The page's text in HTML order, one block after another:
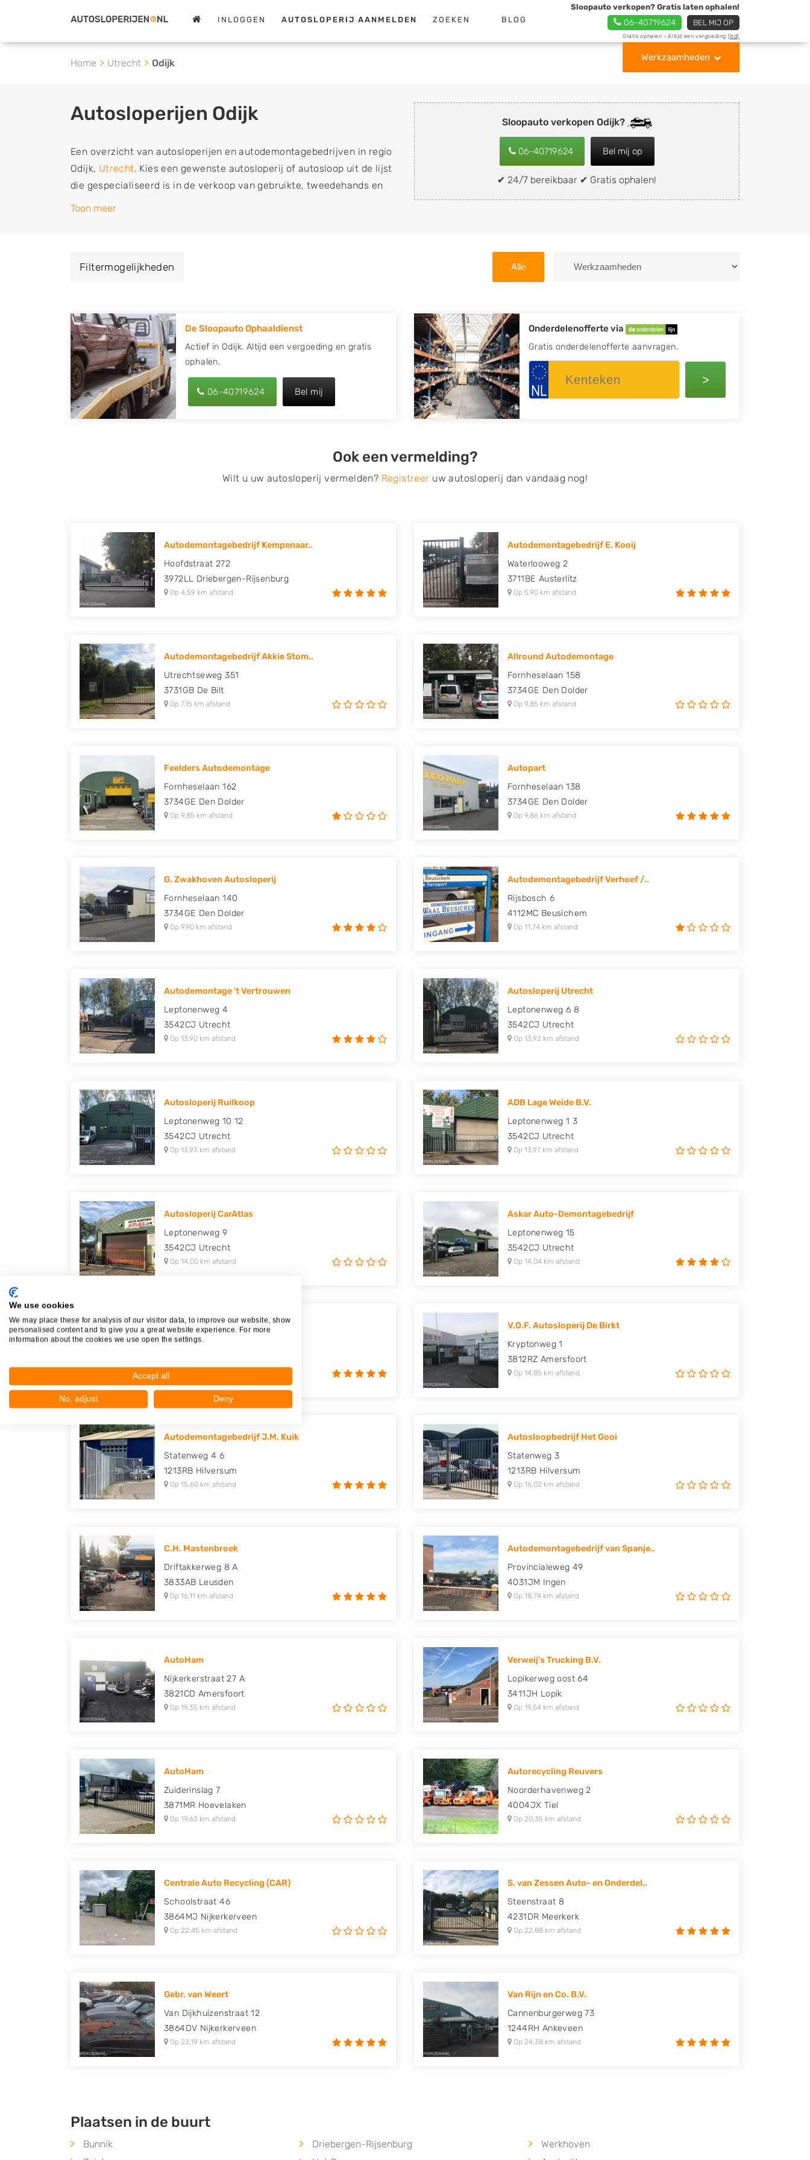
INLOGGEN AUTOSLOPERIJ AANMELDEN ZOEKEN BLOG
Sloopauto verkopen? Gratis laten ophalen!
06-40719624 BEL MIJ OP
Gratis ophalen - Altijd een vergoeding [Ad]
Werkzaamheden
Home Utrecht Odijk
Sloopauto verkopen Odijk?
06-40719624 Bel mij op
✔ 24/7 bereikbaar ✔ Gratis ophalen!
Autosloperijen Odijk
Een overzicht van autosloperijen en autodemontagebedrijven in regio
Odijk, Utrecht. Kies een gewenste autosloperij of autosloop uit de lijst
die gespecialiseerd is in de verkoop van gebruikte, tweedehands en
sloopauto onderdelen of in de inkoop van sloopauto's, schadeauto's en
of deze liever laten ophalen op een locatie naar keuze? Kies dan voor
Zoekt u liever naar een sloperij in een andere plaats of regio? U vindt
hier alle bedrijven inUtrecht. U kunt ookzoekennaar een sloop met
behulp van uw postcode.
U kunt er ook voor kiezen om direct uw sloopauto te verkopen en op te
laten halen door de Sloopauto Ophaaldienst van Autosloperijen.nl. Wij
onderdelen offerte aanvragen? Dat kan via de Onderdelenlijn! Vul uw
kenteken in en druk op verzenden.
Honda, Hyundai, Kia, Mazda, Mercedes Benz, Mitsubishi, Nissan, Opel,
Peugeot, Porsche, Renault, Seat, Skoda, Suzuki, Tesla, Toyota,
Volkswagen en Volvo.
Toon meer
Filtermogelijkheden Alle
De Sloopauto Ophaaldienst
Actief in Odijk. Altijd een vergoeding en gratis
ophalen.
06-40719624 Bel mij
Onderdelenofferte via
Gratis onderdelenofferte aanvragen.
>
Ook een vermelding?
Wilt u uw autosloperij vermelden? Registreer uw autosloperij dan vandaag nog!
Autodemontagebedrijf Kempenaar..
Hoofdstraat 272
3972LL Driebergen-Rijsenburg
Op 4,59 km afstand
Autodemontagebedrijf E. Kooij
Waterlooweg 2
3711BE Austerlitz
Op 5,90 km afstand
Autodemontagebedrijf Akkie Stom..
Utrechtseweg 351
3731GB De Bilt
Op 7,15 km afstand
Allround Autodemontage
Fornheselaan 158
3734GE Den Dolder
Op 9,85 km afstand
Feelders Autodemontage
Fornheselaan 162
3734GE Den Dolder
Op 9,85 km afstand
Autopart
Fornheselaan 138
3734GE Den Dolder
Op 9,86 km afstand
G. Zwakhoven Autosloperij
Fornheselaan 140
3734GE Den Dolder
Op 9,90 km afstand
Autodemontagebedrijf Verhoef /..
Rijsbosch 6
4112MC Beusichem
Op 11,74 km afstand
Autodemontage 't Vertrouwen
Leptonenweg 4
3542CJ Utrecht
Op 13,90 km afstand
Autosloperij Utrecht
Leptonenweg 6 8
3542CJ Utrecht
Op 13,92 km afstand
Autosloperij Ruilkoop
Leptonenweg 10 12
3542CJ Utrecht
Op 13,93 km afstand
ADB Lage Weide B.V.
Leptonenweg 1 3
3542CJ Utrecht
Op 13,97 km afstand
Autosloperij CarAtlas
Leptonenweg 9
3542CJ Utrecht
Op 14,00 km afstand
Askar Auto-Demontagebedrijf
Leptonenweg 15
3542CJ Utrecht
Op 14,04 km afstand
Mugro-Soest
Industrieweg 16 A
Op 14,32 km afstand
V.O.F. Autosloperij De Birkt
Kryptonweg 1
3812RZ Amersfoort
Op 14,85 km afstand
Autodemontagebedrijf J.M. Kuik
Statenweg 4 6
1213RB Hilversum
Op 15,60 km afstand
Autosloopbedrijf Het Gooi
Statenweg 3
1213RB Hilversum
Op 16,02 km afstand
C.H. Mastenbroek
Driftakkerweg 8 A
3833AB Leusden
Op 16,11 km afstand
Autodemontagebedrijf van Spanje..
Provincialeweg 49
4031JM Ingen
Op 18,74 km afstand
AutoHam
Nijkerkerstraat 27 A
3821CD Amersfoort
Op 19,35 km afstand
Verweij's Trucking B.V.
Lopikerweg oost 64
3411JH Lopik
Op 19,54 km afstand
AutoHam
Zuiderinslag 7
3871MR Hoevelaken
Op 19,63 km afstand
Autorecycling Reuvers
Noorderhavenweg 2
4004JX Tiel
Op 20,35 km afstand
Centrale Auto Recycling (CAR)
Schoolstraat 46
3864MJ Nijkerkerveen
Op 22,45 km afstand
S. van Zessen Auto- en Onderdel..
Steenstraat 8
4231DR Meerkerk
Op 22,88 km afstand
Gebr. van Weert
Van Dijkhuizenstraat 12
3864DV Nijkerkerveen
Op 23,19 km afstand
Van Rijn en Co. B.V.
Cannenburgerweg 73
1244RH Ankeveen
Op 24,38 km afstand
Plaatsen in de buurt
Bunnik Driebergen-Rijsenburg
Werkhoven
We use cookies
We may place these for analysis of our visitor data, to improve our website, show
personalised content and to give you a great website experience. For more
information about the cookies we use open the settings.
Accept all
No, adjust Deny